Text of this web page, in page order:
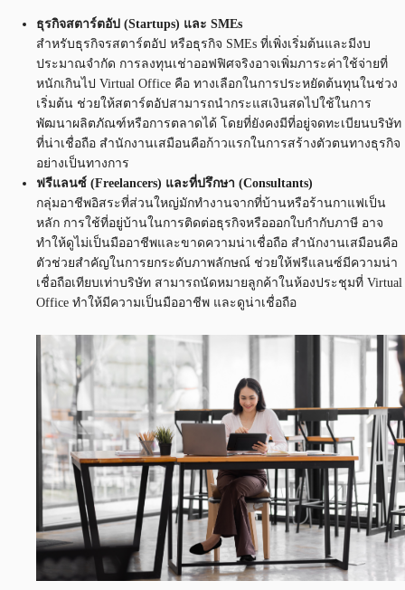
ธุรกิจสตาร์ตอัป (Startups) และ SMEs
สำหรับธุรกิจรสตาร์ตอัป หรือธุรกิจ SMEs ที่เพิ่งเริ่มต้นและมีงบ
ประมาณจำกัด การลงทุนเช่าออฟฟิศจริงอาจเพิ่มภาระค่าใช้จ่ายที่
หนักเกินไป Virtual Office คือ ทางเลือกในการประหยัดต้นทุนในช่วง
เริ่มต้น ช่วยให้สตาร์ตอัปสามารถนำกระแสเงินสดไปใช้ในการ
พัฒนาผลิตภัณฑ์หรือการตลาดได้ โดยที่ยังคงมีที่อยู่จดทะเบียนบริษัท
ที่น่าเชื่อถือ สำนักงานเสมือนคือก้าวแรกในการสร้างตัวตนทางธุรกิจ
อย่างเป็นทางการ
ฟรีแลนซ์ (Freelancers) และที่ปรึกษา (Consultants)
กลุ่มอาชีพอิสระที่ส่วนใหญ่มักทำงานจากที่บ้านหรือร้านกาแฟเป็น
หลัก การใช้ที่อยู่บ้านในการติดต่อธุรกิจหรือออกใบกำกับภาษี อาจ
ทำให้ดูไม่เป็นมืออาชีพและขาดความน่าเชื่อถือ สำนักงานเสมือนคือ
ตัวช่วยสำคัญในการยกระดับภาพลักษณ์ ช่วยให้ฟรีแลนซ์มีความน่า
เชื่อถือเทียบเท่าบริษัท สามารถนัดหมายลูกค้าในห้องประชุมที่ Virtual
Office ทำให้มีความเป็นมืออาชีพ และดูน่าเชื่อถือ